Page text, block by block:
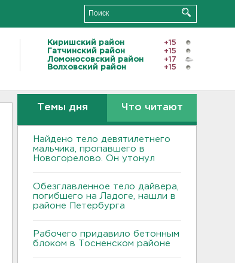
Киришский район
+15
Гатчинский район
+15
Ломоносовский район
+17
Волховский район
+15
Темы дня Что читают
Найдено тело девятилетнего
мальчика, пропавшего в
Новогорелово. Он утонул
Обезглавленное тело дайвера,
погибшего на Ладоге, нашли в
районе Петербурга
Рабочего придавило бетонным
блоком в Тосненском районе